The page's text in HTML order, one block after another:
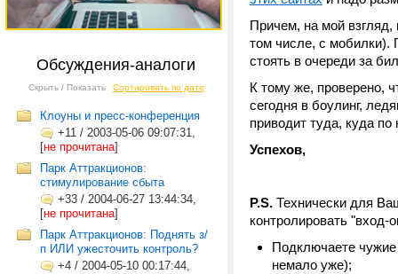
Обсуждения-аналоги
Скрыть / Показать Сортировать по дате
Клоуны и пресс-конференция
+11 / 2003-05-06 09:07:31,
[не прочитана]
Парк Аттракционов:
стимулирование сбыта
+33 / 2004-06-27 13:44:34,
[не прочитана]
Парк Аттракционов: Поднять з/
п ИЛИ ужесточить контроль?
+4 / 2004-05-10 00:17:44,
Причем, на мой
том числе, с мобилки).
стоять в очереди за
К тому же, проверено,
сегодня в боулинг,
приводит туда, куда по
Успехов,
P.S. Технически для
контролировать
Подключаете
немало уже);